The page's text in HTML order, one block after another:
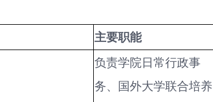
主要职能
负责学院日常行政事
务、国外大学联合培养